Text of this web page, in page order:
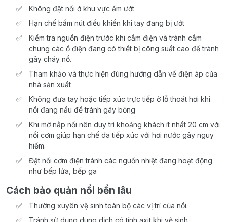
Không đặt nồi ở khu vực ẩm ướt
Hạn chế bấm nút điều khiển khi tay đang bị ướt
Kiểm tra nguồn điện trước khi cắm điện và tránh cắm
chung các ổ điện đang có thiết bị công suất cao để tránh
gây cháy nổ.
Tham khảo và thực hiện đúng hướng dẫn về điện áp của
nhà sản xuất
Không đưa tay hoặc tiếp xúc trực tiếp ở lỗ thoát hơi khi
nồi đang nấu để tránh gây bỏng
Khi mở nắp nồi nên duy trì khoảng khách ít nhất 20 cm với
nồi cơm giúp hạn chế da tiếp xúc với hơi nước gây nguy
hiểm.
Đặt nồi cơm điện tránh các nguồn nhiệt đang hoạt động
như bếp lửa, bếp ga
Cách bảo quản nồi bền lâu
Thường xuyên vệ sinh toàn bộ các vị trí của nồi.